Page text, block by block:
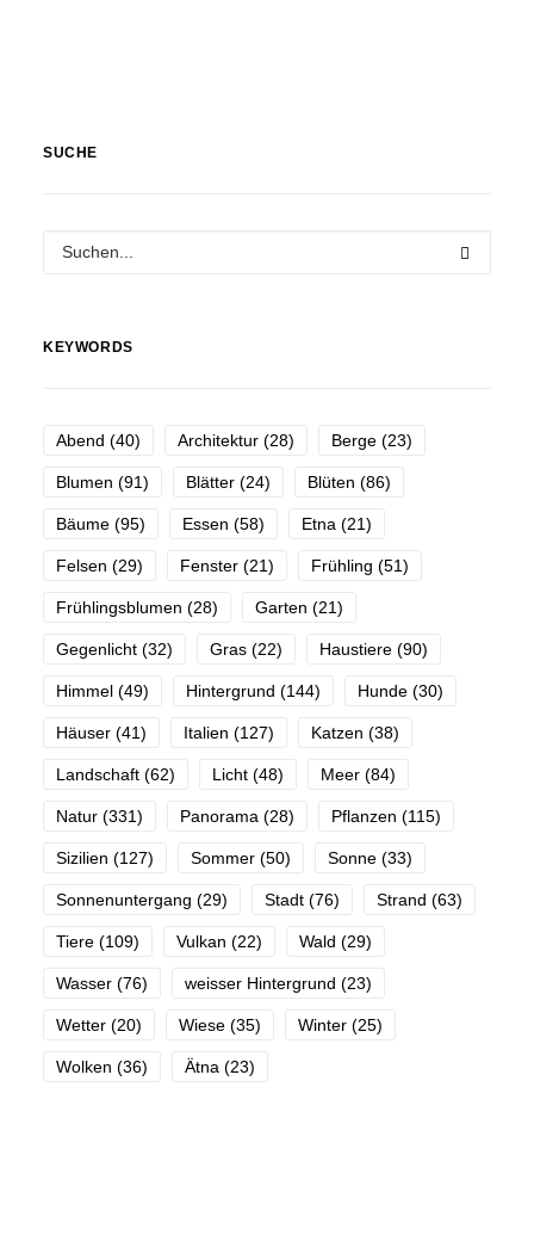
SUCHE
KEYWORDS
Abend (40) Architektur (28) Berge (23)
Blumen (91) Blätter (24) Blüten (86)
Bäume (95) Essen (58) Etna (21)
Felsen (29) Fenster (21) Frühling (51)
Frühlingsblumen (28) Garten (21)
Gegenlicht (32) Gras (22) Haustiere (90)
Himmel (49) Hintergrund (144) Hunde (30)
Häuser (41) Italien (127) Katzen (38)
Landschaft (62) Licht (48) Meer (84)
Natur (331) Panorama (28) Pflanzen (115)
Sizilien (127) Sommer (50) Sonne (33)
Sonnenuntergang (29) Stadt (76) Strand (63)
Tiere (109) Vulkan (22) Wald (29)
Wasser (76) weisser Hintergrund (23)
Wetter (20) Wiese (35) Winter (25)
Wolken (36) Ätna (23)